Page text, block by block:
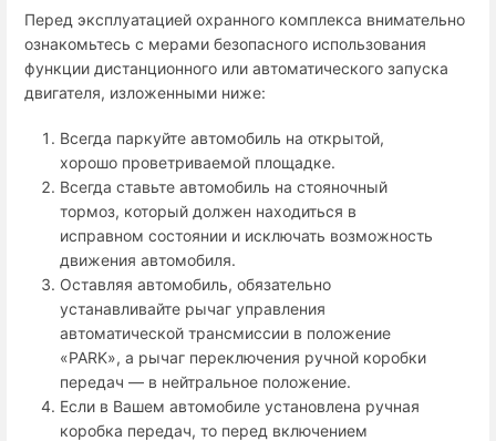
Перед эксплуатацией охранного комплекса внимательно
ознакомьтесь с мерами безопасного использования
функции дистанционного или автоматического запуска
двигателя, изложенными ниже:
Всегда паркуйте автомобиль на открытой,
хорошо проветриваемой площадке.
Всегда ставьте автомобиль на стояночный
тормоз, который должен находиться в
исправном состоянии и исключать возможность
движения автомобиля.
Оставляя автомобиль, обязательно
устанавливайте рычаг управления
автоматической трансмиссии в положение
«PARK», а рычаг переключения ручной коробки
передач — в нейтральное положение.
Если в Вашем автомобиле установлена ручная
коробка передач, то перед включением